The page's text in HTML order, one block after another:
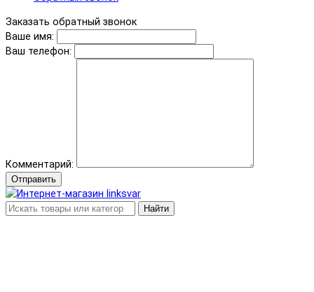
Заказать обратный звонок
Ваше имя:
Ваш телефон:
Комментарий:
Отправить
Найти